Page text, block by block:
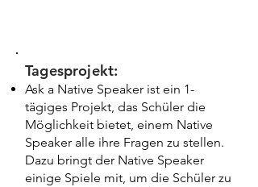
Tagesprojekt:
Ask a Native Speaker ist ein 1-
tägiges Projekt, das Schüler die
Möglichkeit bietet, einem Native
Speaker alle ihre Fragen zu stellen.
Dazu bringt der Native Speaker
einige Spiele mit, um die Schüler zu